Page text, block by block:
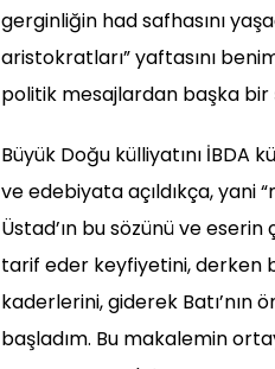
gerginliğin had safhasını
aristokratları” yaftasını
politik mesajlardan başka bir
Büyük Doğu külliyatını
ve edebiyata açıldıkça,
Üstad’ın bu sözünü ve
tarif eder keyfiyetini, derken
kaderlerini, giderek
başladım. Bu makalemin